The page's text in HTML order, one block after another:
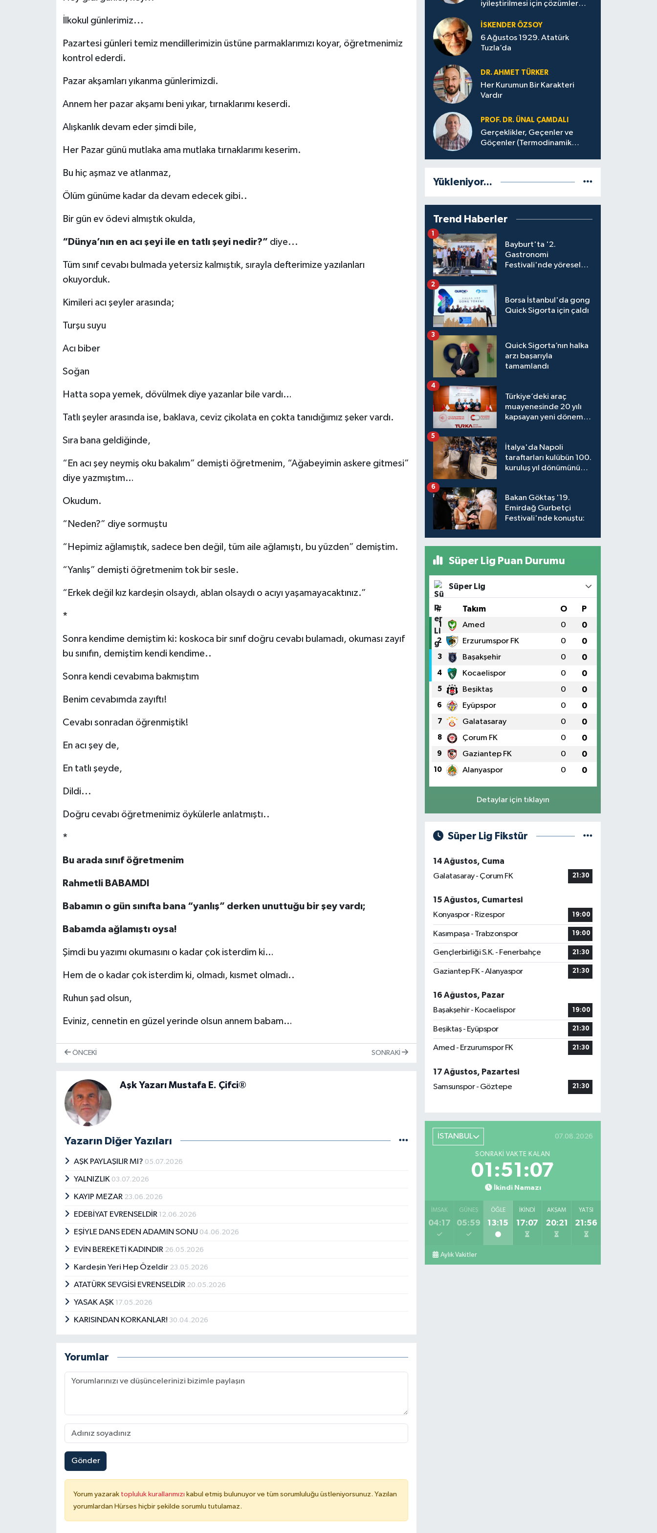
İlkokul günlerimiz...
Pazartesi günleri temiz mendillerimizin üstüne parmaklarımızı koyar, öğretmenimiz
kontrol ederdi.
Pazar akşamları yıkanma günlerimizdi.
Annem her pazar akşamı beni yıkar, tırnaklarımı keserdi.
Alışkanlık devam eder şimdi bile,
Her Pazar günü mutlaka ama mutlaka tırnaklarımı keserim.
Bu hiç aşmaz ve atlanmaz,
Ölüm günüme kadar da devam edecek gibi..
Bir gün ev ödevi almıştık okulda,
“Dünya’nın en acı şeyi ile en tatlı şeyi nedir?” diye...
Tüm sınıf cevabı bulmada yetersiz kalmıştık, sırayla defterimize yazılanları
okuyorduk.
Kimileri acı şeyler arasında;
Turşu suyu
Acı biber
Soğan
Hatta sopa yemek, dövülmek diye yazanlar bile vardı…
Tatlı şeyler arasında ise, baklava, ceviz çikolata en çokta tanıdığımız şeker vardı.
Sıra bana geldiğinde,
“En acı şey neymiş oku bakalım” demişti öğretmenim, “Ağabeyimin askere gitmesi”
diye yazmıştım…
Okudum.
“Neden?” diye sormuştu
“Hepimiz ağlamıştık, sadece ben değil, tüm aile ağlamıştı, bu yüzden” demiştim.
“Yanlış” demişti öğretmenim tok bir sesle.
“Erkek değil kız kardeşin olsaydı, ablan olsaydı o acıyı yaşamayacaktınız.”
*
Sonra kendime demiştim ki: koskoca bir sınıf doğru cevabı bulamadı, okuması zayıf
bu sınıfın, demiştim kendi kendime..
Sonra kendi cevabıma bakmıştım
Benim cevabımda zayıftı!
Cevabı sonradan öğrenmiştik!
En acı şey de,
En tatlı şeyde,
Dildi...
Doğru cevabı öğretmenimiz öykülerle anlatmıştı..
*
Bu arada sınıf öğretmenim
Rahmetli BABAMDI
Babamın o gün sınıfta bana “yanlış” derken unuttuğu bir şey vardı;
Babamda ağlamıştı oysa!
Şimdi bu yazımı okumasını o kadar çok isterdim ki…
Hem de o kadar çok isterdim ki, olmadı, kısmet olmadı..
Ruhun şad olsun,
Eviniz, cennetin en güzel yerinde olsun annem babam…
ÖNCEKI SONRAKI
Aşk Yazarı Mustafa E. Çifci®
Yazarın Diğer Yazıları
AŞK PAYLAŞILIR MI? 05.07.2026
YALNIZLIK 03.07.2026
KAYIP MEZAR 23.06.2026
EDEBİYAT EVRENSELDİR 12.06.2026
EŞİYLE DANS EDEN ADAMIN SONU 04.06.2026
EVİN BEREKETİ KADINDIR 26.05.2026
Kardeşin Yeri Hep Özeldir 23.05.2026
ATATÜRK SEVGİSİ EVRENSELDİR 20.05.2026
YASAK AŞK 17.05.2026
KARISINDAN KORKANLAR! 30.04.2026
Yorumlar
Gönder
Yorum yazarak topluluk kurallarımızı kabul etmiş bulunuyor ve tüm sorumluluğu üstleniyorsunuz. Yazılan
yorumlardan Hürses hiçbir şekilde sorumlu tutulamaz.
iyileştirilmesi için çözümler
İSKENDER ÖZSOY
6 Ağustos 1929. Atatürk
Tuzla’da
DR. AHMET TÜRKER
Her Kurumun Bir Karakteri
Vardır
PROF. DR. ÜNAL ÇAMDALI
Gerçeklikler, Geçenler ve
Göçenler (Termodinamik
Yükleniyor...
Trend Haberler
Bayburt'ta '2.
Gastronomi
Festivali'nde yöresel
1
Borsa İstanbul'da gong
Quick Sigorta için çaldı
2
Quick Sigorta’nın halka
arzı başarıyla
tamamlandı
3
Türkiye’deki araç
muayenesinde 20 yılı
kapsayan yeni dönem
4
İtalya'da Napoli
taraftarları kulübün 100.
kuruluş yıl dönümünü
5
Bakan Göktaş '19.
Emirdağ Gurbetçi
Festivali'nde konuştu:
6
Süper Lig Puan Durumu
Süper Lig
# Takım O P
1 Amed 0 0
2 Erzurumspor FK 0 0
3 Başakşehir 0 0
4 Kocaelispor 0 0
5 Beşiktaş 0 0
6 Eyüpspor 0 0
7 Galatasaray 0 0
8 Çorum FK 0 0
9 Gaziantep FK 0 0
10 Alanyaspor 0 0
Detaylar için tıklayın
Süper Lig Fikstür
14 Ağustos, Cuma
Galatasaray - Çorum FK
21:30
15 Ağustos, Cumartesi
Konyaspor - Rizespor
19:00
Kasımpaşa - Trabzonspor 19:00
Gençlerbirliği S.K. - Fenerbahçe 21:30
Gaziantep FK - Alanyaspor 21:30
16 Ağustos, Pazar
Başakşehir - Kocaelispor
19:00
Beşiktaş - Eyüpspor 21:30
Amed - Erzurumspor FK 21:30
17 Ağustos, Pazartesi
Samsunspor - Göztepe
21:30
İSTANBUL 07.08.2026
SONRAKI VAKTE KALAN
01:51:07
İkindi Namazı
İMSAK
04:17
GÜNEŞ
05:59
ÖĞLE
13:15
İKINDI
17:07
AKŞAM
20:21
YATSI
21:56
Aylık Vakitler